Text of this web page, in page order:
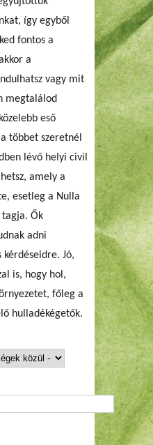
így egyből
fontos a
a
vagy mit
megtalálod
eső
többet szeretnél
lévő helyi civil
amely a
esetleg a Nulla
tagja. Ők
adni
Jó,
is, hogy hol,
főleg a
hulladékégetők.